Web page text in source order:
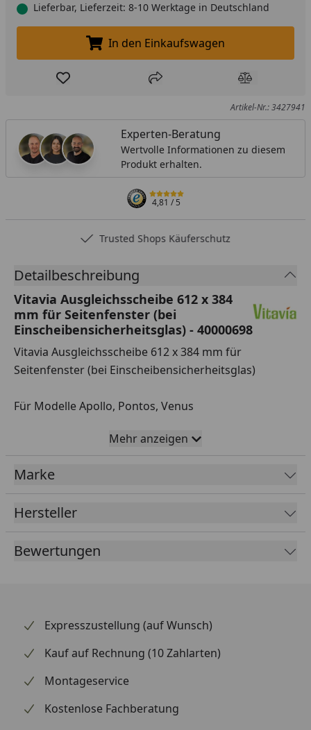
Lieferbar, Lieferzeit: 8-10 Werktage in Deutschland
In den Einkaufswagen legen
In den Einkaufswagen
Produkt zur Wunschliste hinzufügen
Teilen Produkt
Artikel-Nr.: 3427941
Experten-Beratung
Wertvolle Informationen zu diesem
Produkt erhalten.
4,81/ 5
Trusted Shops Käuferschutz
Detailbeschreibung
Vitavia Ausgleichsscheibe 612 x 384
mm für Seitenfenster (bei
Einscheibensicherheitsglas) - 40000698
Vitavia Ausgleichsscheibe 612 x 384 mm für
Seitenfenster (bei Einscheibensicherheitsglas)
Für Modelle Apollo, Pontos, Venus
Vitavia Seitenfenster für Vitavia Gewächshäuser
Montageanleitung
Mehr anzeigen
Marke
Hersteller
Bewertungen
Expresszustellung (auf Wunsch)
Kauf auf Rechnung (10 Zahlarten)
Montageservice
Kostenlose Fachberatung